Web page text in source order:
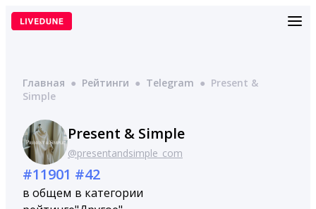
Перейти
Главная ● Рейтинги ● Telegram ● Present &
Simple
Present & Simple
@presentandsimple_com
#11901
в общем
#42
в категории